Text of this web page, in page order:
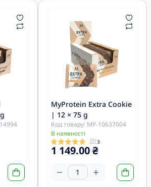
MyProtein Extra Cookie
| 12 × 75 g
Код товару: MP-10637004
В наявності
3
1 149.00 ₴